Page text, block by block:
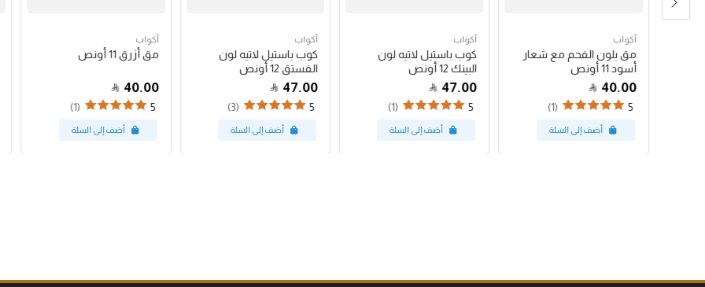
أكواب
مق بلون الفحم مع شعار
أسود 11 أونص
40.00
5
(1)
أكواب
كوب باستيل لاتيه لون
البينك 12 أونص
47.00
5
(1)
أكواب
كوب باستيل لاتيه لون
الفستق 12 أونص
47.00
5
(3)
أكواب
مق أزرق 11 أونص
40.00
5
(1)